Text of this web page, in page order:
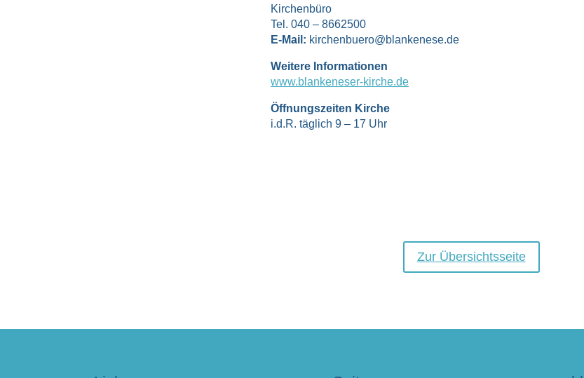
Kirchenbüro
Tel. 040 – 8662500
E-Mail: kirchenbuero@blankenese.de
Weitere Informationen
www.blankeneser-kirche.de
Öffnungszeiten Kirche
i.d.R. täglich 9 – 17 Uhr
Zur Übersichtsseite